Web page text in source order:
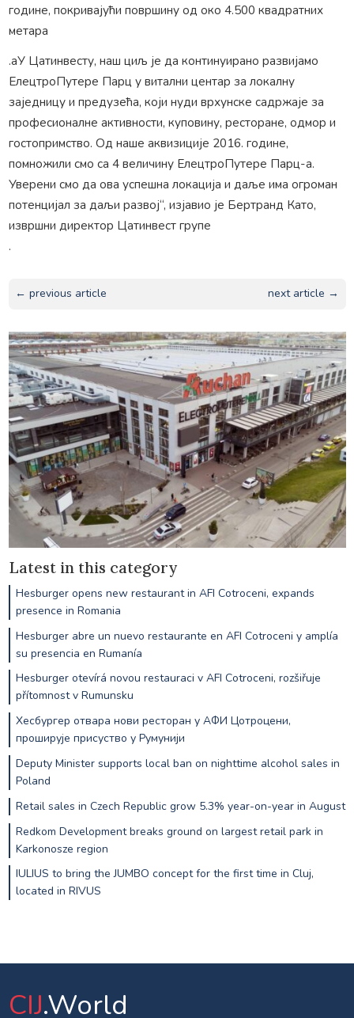
године, покривајући површину од око 4.500 квадратних
метара
.аУ Цатинвесту, наш циљ је да континуирано развијамо
ЕлецтроПутере Парц у витални центар за локалну
заједницу и предузећа, који нуди врхунске садржаје за
професионалне активности, куповину, ресторане, одмор и
гостопримство. Од наше аквизиције 2016. године,
помножили смо са 4 величину ЕлецтроПутере Парц-а.
Уверени смо да ова успешна локација и даље има огроман
потенцијал за даљи развој“, изјавио је Бертранд Като,
извршни директор Цатинвест групе
.
← previous article next article →
Latest in this category
Hesburger opens new restaurant in AFI Cotroceni, expands
presence in Romania
Hesburger abre un nuevo restaurante en AFI Cotroceni y amplía
su presencia en Rumanía
Hesburger otevírá novou restauraci v AFI Cotroceni, rozšiřuje
přítomnost v Rumunsku
Хесбургер отвара нови ресторан у АФИ Цотроцени,
проширује присуство у Румунији
Deputy Minister supports local ban on nighttime alcohol sales in
Poland
Retail sales in Czech Republic grow 5.3% year-on-year in August
Redkom Development breaks ground on largest retail park in
Karkonosze region
IULIUS to bring the JUMBO concept for the first time in Cluj,
located in RIVUS
CIJ.World